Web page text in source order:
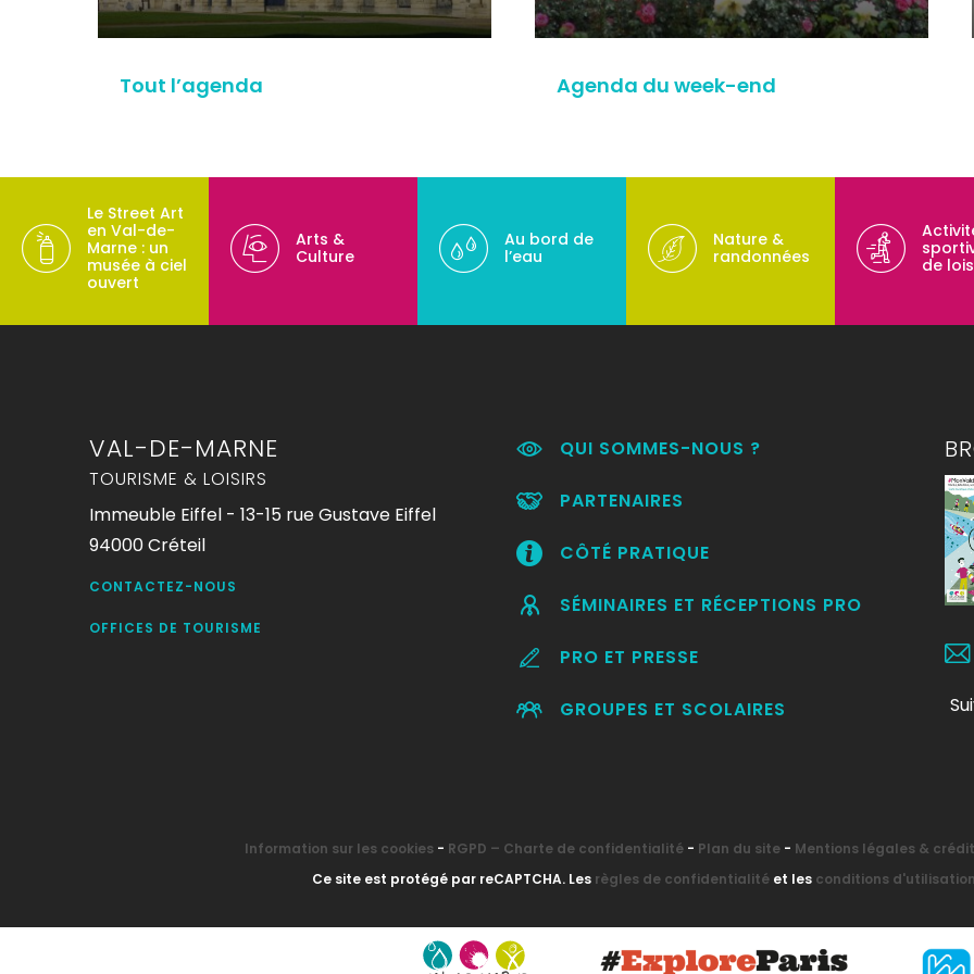
Tout l’agenda Agenda du week-end
Le Street Art
en Val-de-
Marne : un
musée à ciel
ouvert
Arts &
Culture
Au bord de
l’eau
Nature &
randonnées
de
VAL-DE-MARNE
TOURISME & LOISIRS
Immeuble Eiffel - 13-15 rue Gustave Eiffel
94000 Créteil
CONTACTEZ-NOUS
OFFICES DE TOURISME
QUI SOMMES-NOUS ?
PARTENAIRES
CÔTÉ PRATIQUE
SÉMINAIRES ET RÉCEPTIONS PRO
PRO ET PRESSE
GROUPES ET SCOLAIRES
Information sur les cookies- RGPD – Charte de confidentialité- Plan du site- Mentions légales &
Ce site est protégé par reCAPTCHA. Les règles de confidentialitéet les conditions d'utilisation